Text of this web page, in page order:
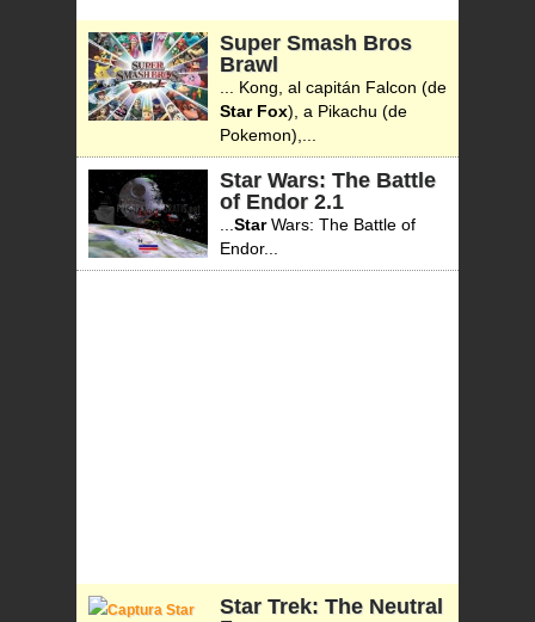
Super Smash Bros
Brawl
... Kong, al capitán Falcon (de
Star Fox), a Pikachu (de
Pokemon),...
Star Wars: The Battle
of Endor 2.1
StarWars: The Battle of
Endor...
Star Trek: The Neutral